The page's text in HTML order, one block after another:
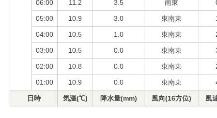
06:00 11.2 3.5 南東
05:00 10.9 3.0 東南東
04:00 10.5 1.0 東南東
03:00 10.5 0.0 東南東
02:00 10.8 0.0 東南東
01:00 10.9 0.0 東南東
日時 気温(℃) 降水量(mm) 風向(16方位) 風